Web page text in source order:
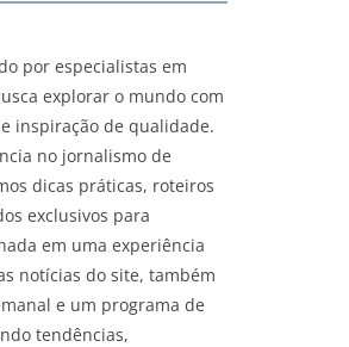
por especialistas em
explorar o mundo com
inspiração de qualidade.
no jornalismo de
dicas práticas, roteiros
exclusivos para
em uma experiência
notícias do site, também
e um programa de
tendências,